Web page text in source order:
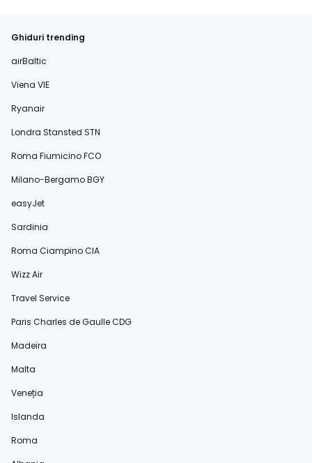
Ghiduri trending
airBaltic
Viena VIE
Ryanair
Londra Stansted STN
Roma Fiumicino FCO
Milano-Bergamo BGY
easyJet
Sardinia
Roma Ciampino CIA
Wizz Air
Travel Service
Paris Charles de Gaulle CDG
Madeira
Malta
Veneția
Islanda
Roma